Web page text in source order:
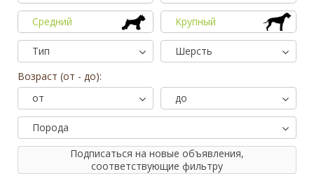
Средний Крупный
Тип
Шерсть
Возраст (от - до):
от
до
Порода
Подписаться на новые объявления,
соответствующие фильтру